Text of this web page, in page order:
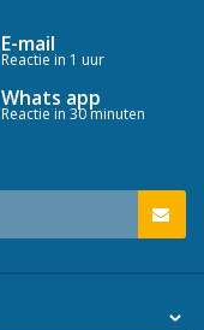
E-mail
Reactie in 1 uur
Whats app
Reactie in 30 minuten